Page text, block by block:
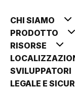
CHI SIAMO
PRODOTTO
RISORSE
SVILUPPATORI
LEGALE E